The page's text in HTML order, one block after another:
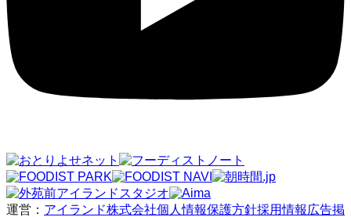
運営： アイランド株式会社個人情報保護方針採用情報 広告掲